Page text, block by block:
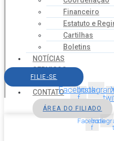
Financeiro
Estatuto e
Cartilhas
Boletins
NOTÍCIAS
SERVIÇOS
AGENDA
CONTATO
FILIE-SE
Facebook-
f
Instagram
ÁREA DO FILIADO
Facebook-
f